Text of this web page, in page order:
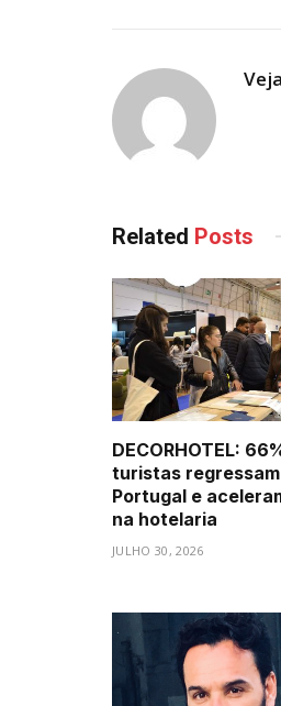
Related Posts
DECORHOTEL:
turistas
Portugal e
na hotelaria
JULHO 30, 2026